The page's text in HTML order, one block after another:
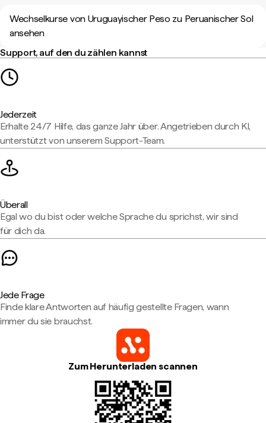
Wechselkurse von Uruguayischer Peso zu Peruanischer Sol
ansehen
Support, auf den du zählen kannst
Jederzeit
Erhalte 24/7 Hilfe, das ganze Jahr über. Angetrieben durch KI,
unterstützt von unserem Support-Team.
Überall
Egal wo du bist oder welche Sprache du sprichst, wir sind
für dich da.
Jede Frage
Finde klare Antworten auf häufig gestellte Fragen, wann
immer du sie brauchst.
Zum Herunterladen scannen